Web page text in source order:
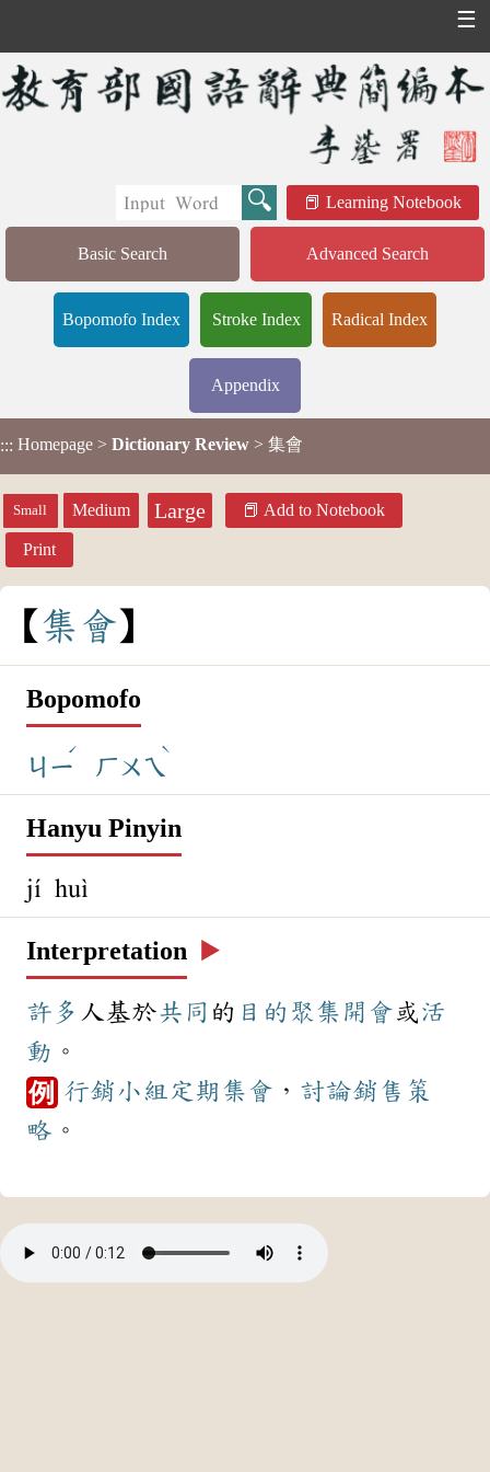
☰
Learning Notebook
Basic Search Advanced Search
Bopomofo Index Stroke Index Radical Index
Appendix
::: Homepage > Dictionary Review > 集會
Small Medium Large Add to Notebook
Print
集會
Bopomofo
ㄐㄧ
ˊ
ㄏㄨㄟ
ˋ
Hanyu Pinyin
jí huì
Interpretation ▶️
許多 人基於共同 的 目的 聚集 開會 或活
動 。
例 行銷小組 定期 集會 ， 討論銷售 策
略 。